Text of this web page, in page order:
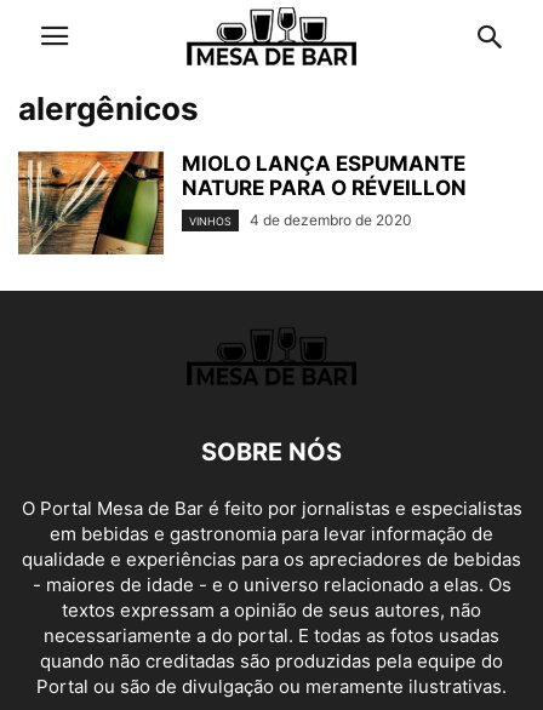
alergênicos
MIOLO LANÇA ESPUMANTE
NATURE PARA O RÉVEILLON
VINHOS 4 de dezembro de 2020
SOBRE NÓS
O Portal Mesa de Bar é feito por jornalistas e especialistas
em bebidas e gastronomia para levar informação de
qualidade e experiências para os apreciadores de bebidas
- maiores de idade - e o universo relacionado a elas. Os
textos expressam a opinião de seus autores, não
necessariamente a do portal. E todas as fotos usadas
quando não creditadas são produzidas pela equipe do
Portal ou são de divulgação ou meramente ilustrativas.